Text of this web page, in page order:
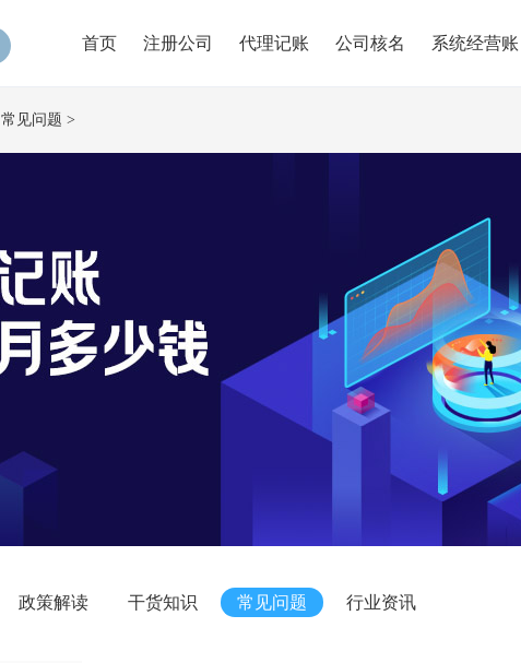
首页 注册公司 代理记账 公司核名 系统经营账
常见问题 >
政策解读 干货知识 常见问题 行业资讯